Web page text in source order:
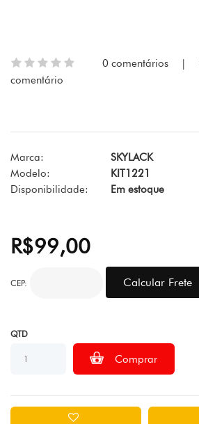
0 comentários |
comentário
Marca:
SKYLACK
Modelo:
KIT1221
Disponibilidade:
Em estoque
R$99,00
CEP:
QTD